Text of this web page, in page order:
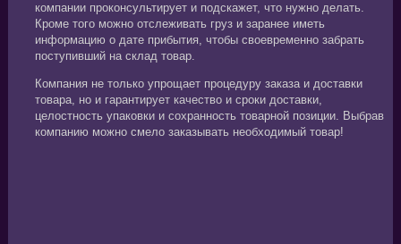
компании проконсультирует и подскажет, что нужно делать.
Кроме того можно отслеживать груз и заранее иметь
информацию о дате прибытия, чтобы своевременно забрать
поступивший на склад товар.
Компания не только упрощает процедуру заказа и доставки
товара, но и гарантирует качество и сроки доставки,
целостность упаковки и сохранность товарной позиции. Выбрав
компанию можно смело заказывать необходимый товар!